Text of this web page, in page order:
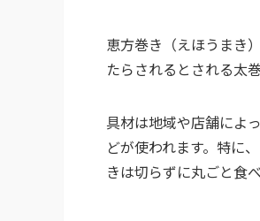
恵方巻き（えほうまき
たらされるとされる太
具材は地域や店舗によ
どが使われます。特に
きは切らずに丸ごと食